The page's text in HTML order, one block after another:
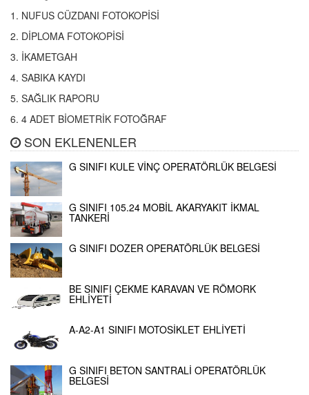
1. NUFUS CÜZDANI FOTOKOPİSİ
2. DİPLOMA FOTOKOPİSİ
3. İKAMETGAH
4. SABIKA KAYDI
5. SAĞLIK RAPORU
6. 4 ADET BİOMETRİK FOTOĞRAF
SON EKLENENLER
G SINIFI KULE VİNÇ OPERATÖRLÜK BELGESİ
G SINIFI 105.24 MOBİL AKARYAKIT İKMAL
TANKERİ
G SINIFI DOZER OPERATÖRLÜK BELGESİ
BE SINIFI ÇEKME KARAVAN VE RÖMORK
EHLİYETİ
A-A2-A1 SINIFI MOTOSİKLET EHLİYETİ
G SINIFI BETON SANTRALİ OPERATÖRLÜK
BELGESİ